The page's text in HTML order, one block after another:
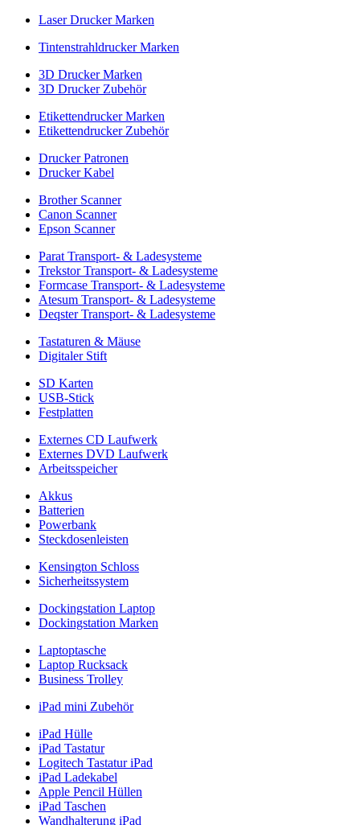
Laser Drucker Marken
Tintenstrahldrucker Marken
3D Drucker Marken
3D Drucker Zubehör
Etikettendrucker Marken
Etikettendrucker Zubehör
Drucker Patronen
Drucker Kabel
Brother Scanner
Canon Scanner
Epson Scanner
Parat Transport- & Ladesysteme
Trekstor Transport- & Ladesysteme
Formcase Transport- & Ladesysteme
Atesum Transport- & Ladesysteme
Deqster Transport- & Ladesysteme
Tastaturen & Mäuse
Digitaler Stift
SD Karten
USB-Stick
Festplatten
Externes CD Laufwerk
Externes DVD Laufwerk
Arbeitsspeicher
Akkus
Batterien
Powerbank
Steckdosenleisten
Kensington Schloss
Sicherheitssystem
Dockingstation Laptop
Dockingstation Marken
Laptoptasche
Laptop Rucksack
Business Trolley
iPad mini Zubehör
iPad Hülle
iPad Tastatur
Logitech Tastatur iPad
iPad Ladekabel
Apple Pencil Hüllen
iPad Taschen
Wandhalterung iPad